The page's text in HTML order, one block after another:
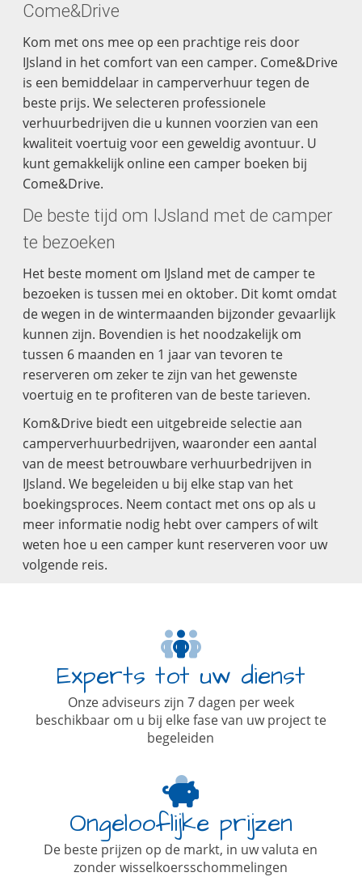
Come&Drive
Kom met ons mee op een prachtige reis door
IJsland in het comfort van een camper. Come&Drive
is een bemiddelaar in camperverhuur tegen de
beste prijs. We selecteren professionele
verhuurbedrijven die u kunnen voorzien van een
kwaliteit voertuig voor een geweldig avontuur. U
kunt gemakkelijk online een camper boeken bij
Come&Drive.
De beste tijd om IJsland met de camper
te bezoeken
Het beste moment om IJsland met de camper te
bezoeken is tussen mei en oktober. Dit komt omdat
de wegen in de wintermaanden bijzonder gevaarlijk
kunnen zijn. Bovendien is het noodzakelijk om
tussen 6 maanden en 1 jaar van tevoren te
reserveren om zeker te zijn van het gewenste
voertuig en te profiteren van de beste tarieven.
Kom&Drive biedt een uitgebreide selectie aan
camperverhuurbedrijven, waaronder een aantal
van de meest betrouwbare verhuurbedrijven in
IJsland. We begeleiden u bij elke stap van het
boekingsproces. Neem contact met ons op als u
meer informatie nodig hebt over campers of wilt
weten hoe u een camper kunt reserveren voor uw
volgende reis.
Experts tot uw dienst
Onze adviseurs zijn 7 dagen per week
beschikbaar om u bij elke fase van uw project te
begeleiden
Ongelooflijke prijzen
De beste prijzen op de markt, in uw valuta en
zonder wisselkoersschommelingen